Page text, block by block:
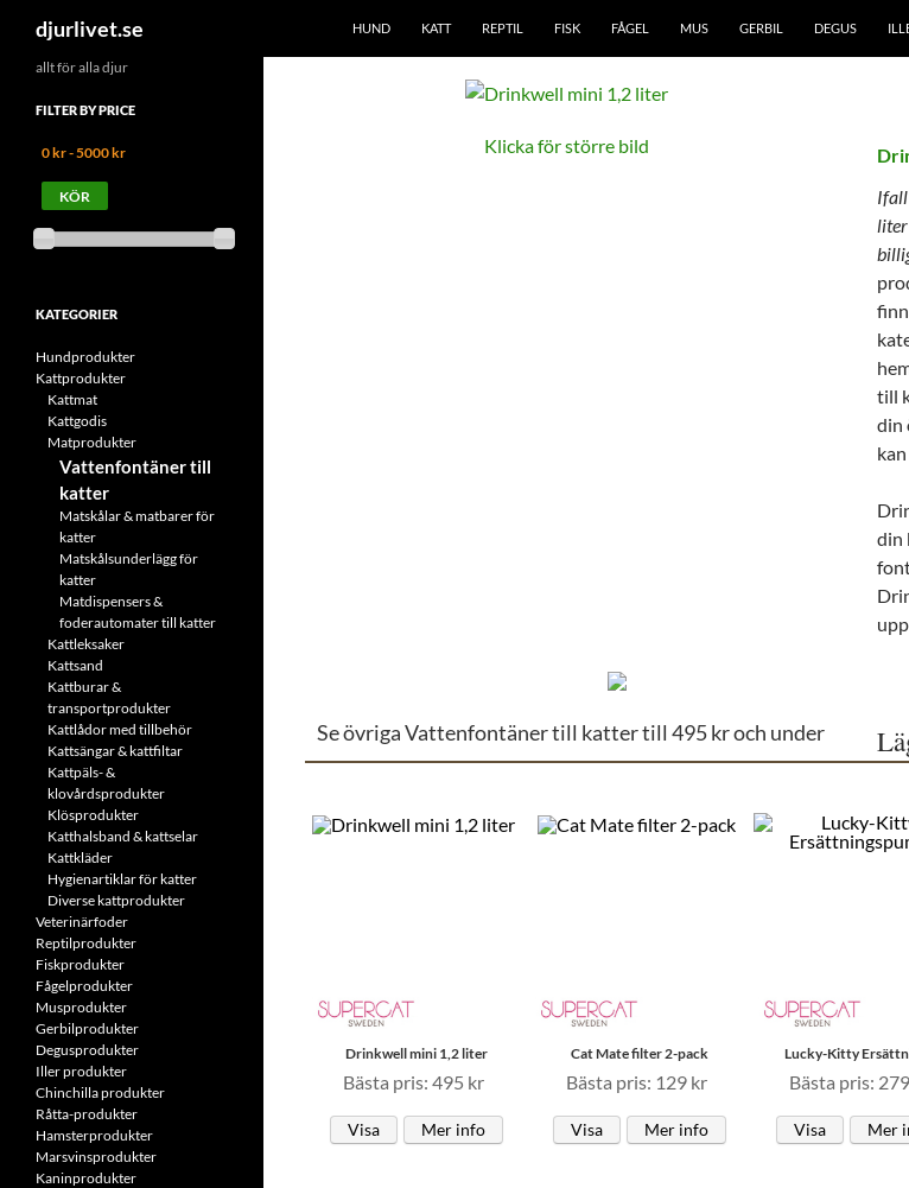
djurlivet.se
HUND
KATT REPTIL FISK FÅGEL MUS GERBIL DEGUS
Klicka för större bild
till
din
din
Se övriga Vattenfontäner till katter till 495 kr och under
Drinkwell mini 1,2 liter
Bästa pris: 495 kr
Visa Mer info
Cat Mate filter 2-pack
Bästa pris: 129 kr
Visa Mer info
Lucky-Kitty
Bästa pris:
Visa Mer
allt för alla djur
FILTER BY PRICE
0 kr - 5000 kr
KATEGORIER
Hundprodukter
Kattprodukter
Kattmat
Kattgodis
Matprodukter
Vattenfontäner till
katter
Matskålar & matbarer för
katter
Matskålsunderlägg för
katter
Matdispensers &
foderautomater till katter
Kattleksaker
Kattsand
Kattburar &
transportprodukter
Kattlådor med tillbehör
Kattsängar & kattfiltar
Kattpäls- &
klovårdsprodukter
Klösprodukter
Katthalsband & kattselar
Kattkläder
Hygienartiklar för katter
Diverse kattprodukter
Veterinärfoder
Reptilprodukter
Fiskprodukter
Fågelprodukter
Musprodukter
Gerbilprodukter
Degusprodukter
Iller produkter
Chinchilla produkter
Råtta-produkter
Hamsterprodukter
Marsvinsprodukter
Kaninprodukter